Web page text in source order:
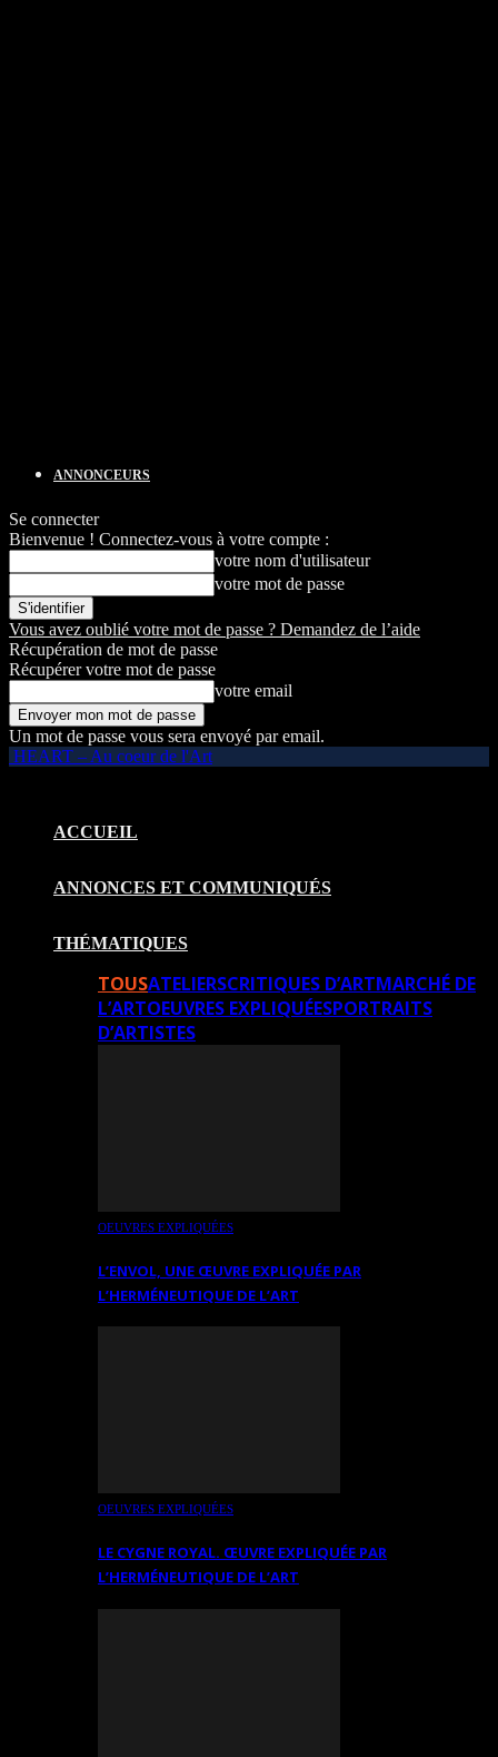
ANNONCEURS
Se connecter
Bienvenue ! Connectez-vous à votre compte :
votre nom d'utilisateur
votre mot de passe
Vous avez oublié votre mot de passe ? Demandez de l’aide
Récupération de mot de passe
Récupérer votre mot de passe
votre email
Un mot de passe vous sera envoyé par email.
HEART – Au coeur de l'Art
ACCUEIL
ANNONCES ET COMMUNIQUÉS
THÉMATIQUES
TOUSATELIERSCRITIQUES D’ARTMARCHÉ DE
L’ARTOEUVRES EXPLIQUÉESPORTRAITS
D’ARTISTES
OEUVRES EXPLIQUÉES
L’ENVOL, UNE ŒUVRE EXPLIQUÉE PAR
L’HERMÉNEUTIQUE DE L’ART
OEUVRES EXPLIQUÉES
LE CYGNE ROYAL. ŒUVRE EXPLIQUÉE PAR
L’HERMÉNEUTIQUE DE L’ART